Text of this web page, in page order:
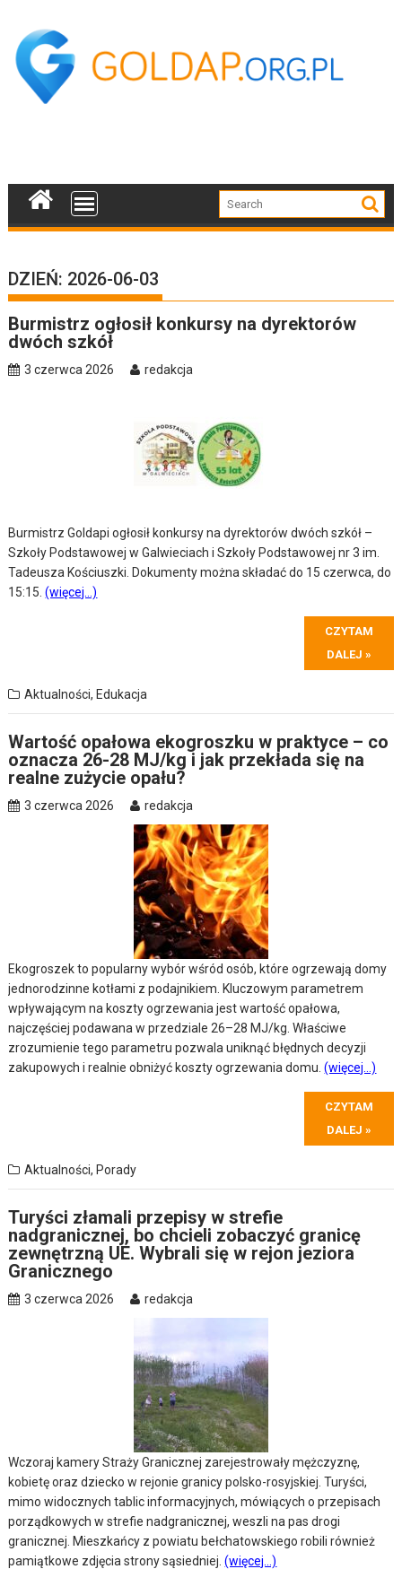
content
DZIEŃ: 2026-06-03
Burmistrz ogłosił konkursy na dyrektorów
dwóch szkół
3 czerwca 2026 redakcja
Burmistrz Goldapi ogłosił konkursy na dyrektorów dwóch szkół –
Szkoły Podstawowej w Galwieciach i Szkoły Podstawowej nr 3 im.
Tadeusza Kościuszki. Dokumenty można składać do 15 czerwca, do
15:15.(więcej…)
CZYTAM
DALEJ »
Aktualności,Edukacja
Wartość opałowa ekogroszku w praktyce – co
oznacza 26-28 MJ/kg i jak przekłada się na
realne zużycie opału?
3 czerwca 2026 redakcja
Ekogroszek to popularny wybór wśród osób, które ogrzewają domy
jednorodzinne kotłami z podajnikiem. Kluczowym parametrem
wpływającym na koszty ogrzewania jest wartość opałowa,
najczęściej podawana w przedziale 26–28 MJ/kg. Właściwe
zrozumienie tego parametru pozwala uniknąć błędnych decyzji
zakupowych i realnie obniżyć koszty ogrzewania domu. (więcej…)
CZYTAM
DALEJ »
Aktualności,Porady
Turyści złamali przepisy w strefie
nadgranicznej, bo chcieli zobaczyć granicę
zewnętrzną UE. Wybrali się w rejon jeziora
Granicznego
3 czerwca 2026 redakcja
Wczoraj kamery Straży Granicznej zarejestrowały mężczyznę,
kobietę oraz dziecko w rejonie granicy polsko-rosyjskiej. Turyści,
mimo widocznych tablic informacyjnych, mówiących o przepisach
porządkowych w strefie nadgranicznej, weszli na pas drogi
granicznej. Mieszkańcy z powiatu bełchatowskiego robili również
pamiątkowe zdjęcia strony sąsiedniej.(więcej…)